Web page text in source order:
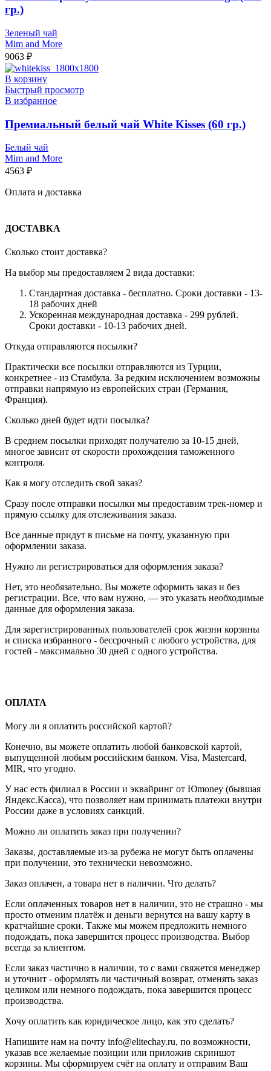
гр.)
Зеленый чай
Mim and More
9063 ₽
В корзину
Быстрый просмотр
В избранное
Премиальный белый чай White Kisses (60 гр.)
Белый чай
Mim and More
4563 ₽
Оплата и доставка
ДОСТАВКА
Сколько стоит доставка?
На выбор мы предоставляем 2 вида доставки:
Стандартная доставка - бесплатно. Сроки доставки - 13-
18 рабочих дней
Ускоренная международная доставка - 299 рублей.
Сроки доставки - 10-13 рабочих дней.
Откуда отправляются посылки?
Практически все посылки отправляются из Турции,
конкретнее - из Стамбула. За редким исключением возможны
отправки напрямую из европейских стран (Германия,
Франция).
Сколько дней будет идти посылка?
В среднем посылки приходят получателю за 10-15 дней,
многое зависит от скорости прохождения таможенного
контроля.
Как я могу отследить свой заказ?
Сразу после отправки посылки мы предоставим трек-номер и
прямую ссылку для отслеживания заказа.
Все данные придут в письме на почту, указанную при
оформлении заказа.
Нужно ли регистрироваться для оформления заказа?
Нет, это необязательно. Вы можете оформить заказ и без
регистрации. Все, что вам нужно, — это указать необходимые
данные для оформления заказа.
Для зарегистрированных пользователей срок жизни корзины
и списка избранного - бессрочный с любого устройства, для
гостей - максимально 30 дней с одного устройства.
ОПЛАТА
Могу ли я оплатить российской картой?
Конечно, вы можете оплатить любой банковской картой,
выпущенной любым российским банком. Visa, Mastercard,
MIR, что угодно.
У нас есть филиал в России и эквайринг от Юmoney (бывшая
Яндекс.Касса), что позволяет нам принимать платежи внутри
России даже в условиях санкций.
Можно ли оплатить заказ при получении?
Заказы, доставляемые из-за рубежа не могут быть оплачены
при получении, это технически невозможно.
Заказ оплачен, а товара нет в наличии. Что делать?
Если оплаченных товаров нет в наличии, это не страшно - мы
просто отменим платёж и деньги вернутся на вашу карту в
кратчайшие сроки. Также мы можем предложить немного
подождать, пока завершится процесс производства. Выбор
всегда за клиентом.
Если заказ частично в наличии, то с вами свяжется менеджер
и уточнит - оформлять ли частичный возврат, отменять заказ
целиком или немного подождать, пока завершится процесс
производства.
Хочу оплатить как юридическое лицо, как это сделать?
Напишите нам на почту info@elitechay.ru, по возможности,
указав все желаемые позиции или приложив скриншот
корзины. Мы сформируем счёт на оплату и отправим Ваш